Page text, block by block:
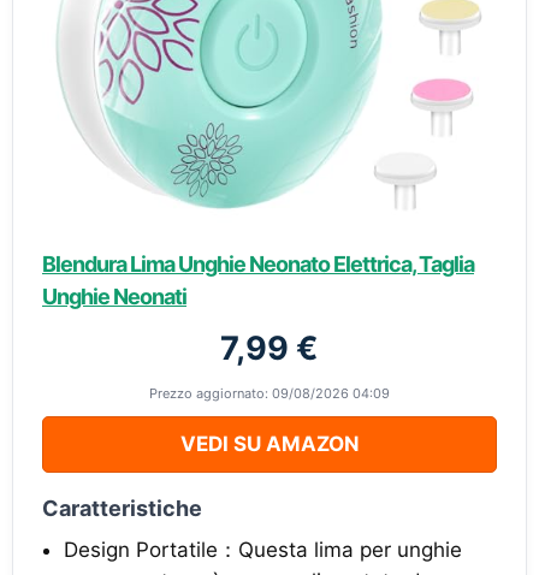
Blendura Lima Unghie Neonato Elettrica, Taglia
Unghie Neonati
7,99 €
Prezzo aggiornato: 09/08/2026 04:09
VEDI SU AMAZON
Caratteristiche
Design Portatile：Questa lima per unghie